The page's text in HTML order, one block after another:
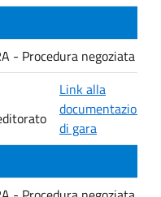
- Procedura negoziata
Link alla
documentazione
di gara